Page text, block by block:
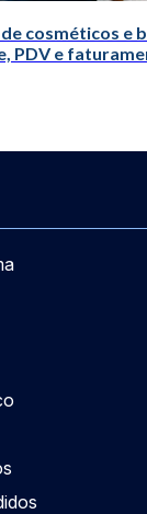
cosméticos e
PDV e